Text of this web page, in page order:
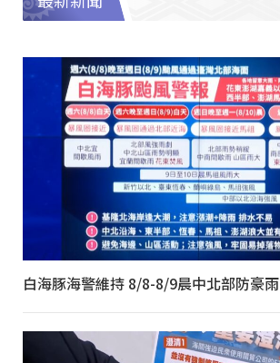
白海豚海警維持 8/8-8/9晨中北部防豪雨